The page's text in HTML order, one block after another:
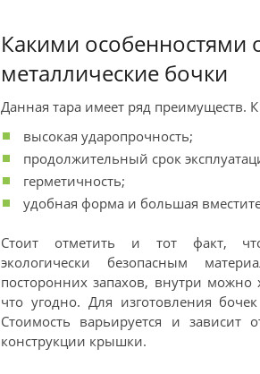
Какими особенностями
металлические бочки
Данная тара имеет ряд преимуществ.
высокая ударопрочность;
продолжительный срок
герметичность;
удобная форма и большая
Стоит отметить и тот факт,
экологически безопасным
посторонних запахов, внутри можно
что угодно. Для изготовления бочек
Стоимость варьируется и зависит
конструкции крышки.